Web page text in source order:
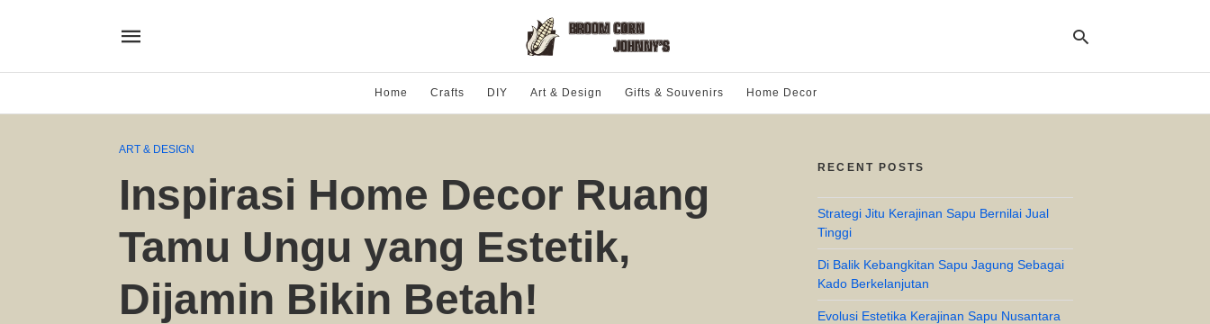
Home Crafts DIY Art & Design Gifts & Souvenirs Home Decor
ART & DESIGN
Inspirasi Home Decor Ruang
Tamu Ungu yang Estetik,
Dijamin Bikin Betah!
RECENT POSTS
Strategi Jitu Kerajinan Sapu Bernilai Jual
Tinggi
Di Balik Kebangkitan Sapu Jagung Sebagai
Kado Berkelanjutan
Evolusi Estetika Kerajinan Sapu Nusantara